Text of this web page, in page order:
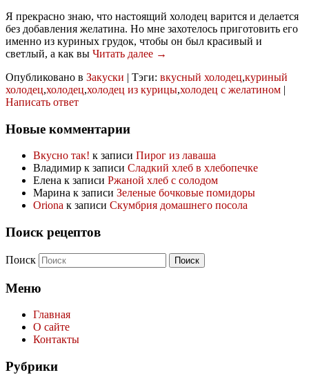
Я прекрасно знаю, что настоящий холодец варится и делается
без добавления желатина. Но мне захотелось приготовить его
именно из куриных грудок, чтобы он был красивый и
светлый, а как вы Читать далее →
Опубликовано в Закуски | Тэги: вкусный холодец,куриный
холодец,холодец,холодец из курицы,холодец с желатином |
Написать ответ
Новые комментарии
Вкусно так! к записи Пирог из лаваша
Владимир к записи Сладкий хлеб в хлебопечке
Елена к записи Ржаной хлеб с солодом
Марина к записи Зеленые бочковые помидоры
Oriona к записи Скумбрия домашнего посола
Поиск рецептов
Поиск
Меню
Главная
О сайте
Контакты
Рубрики